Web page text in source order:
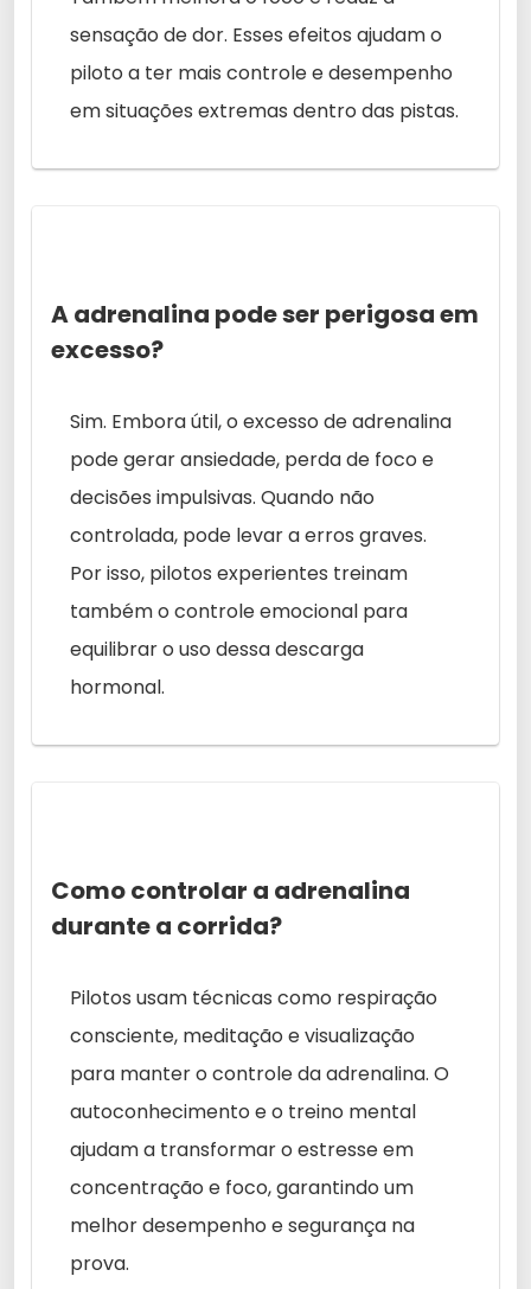
sensação de dor. Esses efeitos ajudam o
piloto a ter mais controle e desempenho
em situações extremas dentro das pistas.
A adrenalina pode ser perigosa em
excesso?
Sim. Embora útil, o excesso de adrenalina
pode gerar ansiedade, perda de foco e
decisões impulsivas. Quando não
controlada, pode levar a erros graves.
Por isso, pilotos experientes treinam
também o controle emocional para
equilibrar o uso dessa descarga
hormonal.
Como controlar a adrenalina
durante a corrida?
Pilotos usam técnicas como respiração
consciente, meditação e visualização
para manter o controle da adrenalina. O
autoconhecimento e o treino mental
ajudam a transformar o estresse em
concentração e foco, garantindo um
melhor desempenho e segurança na
prova.